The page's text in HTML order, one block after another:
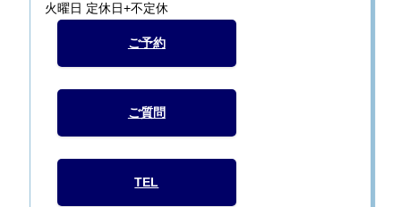
火曜日 定休日+不定休
ご予約
ご質問
TEL